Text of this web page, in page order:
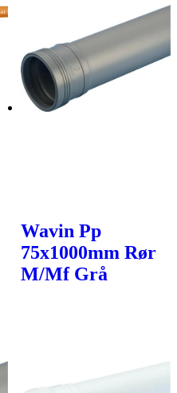
Wavin Pp
75x1000mm Rør
M/Mf Grå